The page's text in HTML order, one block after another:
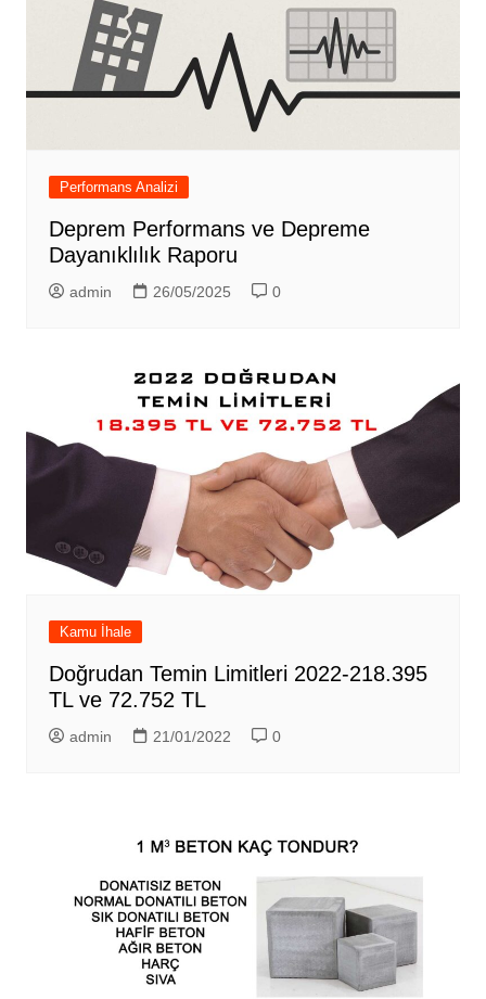
Performans Analizi
Deprem Performans ve Depreme
Dayanıklılık Raporu
admin 26/05/2025 0
Kamu İhale
Doğrudan Temin Limitleri 2022-218.395
TL ve 72.752 TL
admin 21/01/2022 0